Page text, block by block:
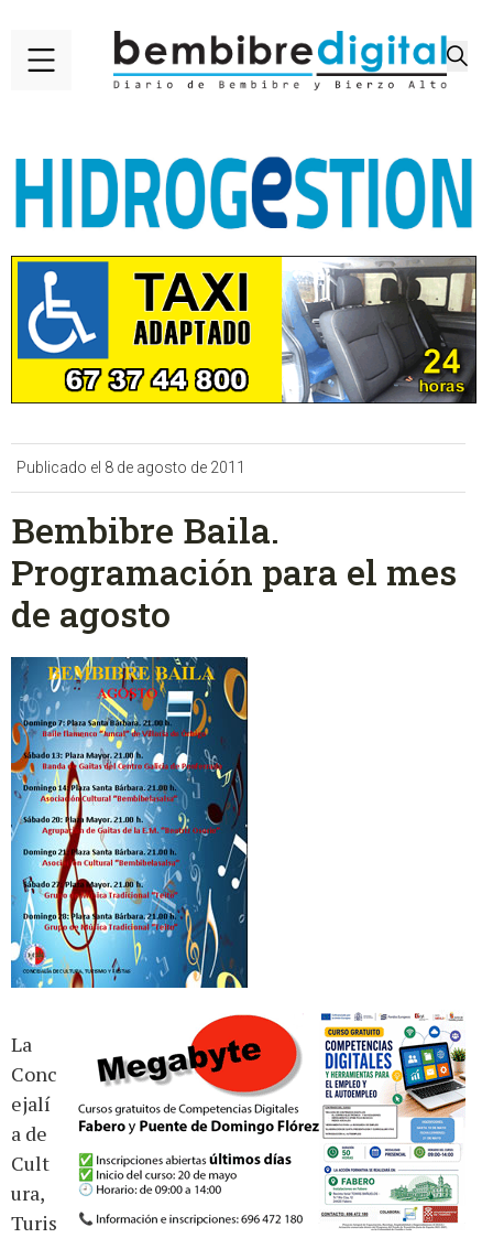
Publicado el 8 de agosto de 2011
Bembibre Baila.
Programación para el mes
de agosto
La
Conc
ejalí
a de
Cult
ura,
Turis